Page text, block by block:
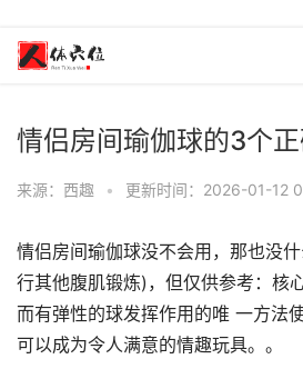
情侣房间瑜伽球的3个
来源：西趣 • 更新时间：2026-01-12
情侣房间瑜伽球没不会用，那也没
行其他腹肌锻炼)，但仅供参考：核
而有弹性的球发挥作用的唯 一方法
可以成为令人满意的情趣玩具。。